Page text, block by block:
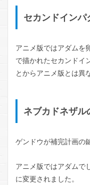
セカンドインパ
アニメ版ではアダムを
で描かれたセカンドイ
とからアニメ版とは異
ネブカドネザル
ゲンドウが補完計画の
アニメ版ではアダムで
に変更されました。